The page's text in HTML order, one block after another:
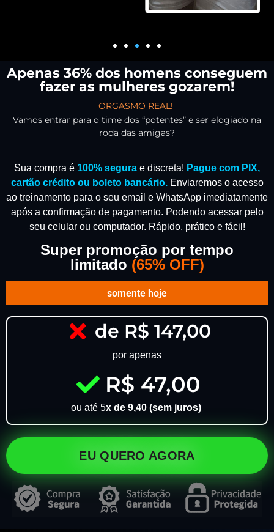
Apenas 36% dos homens conseguem
fazer as mulheres gozarem!
ORGASMO REAL!
Vamos entrar para o time dos “potentes” e ser elogiado na
roda das amigas?
Sua compra é 100% segura e discreta! Pague com PIX,
cartão crédito ou boleto bancário. Enviaremos o acesso
ao treinamento para o seu email e WhatsApp imediatamente
após a confirmação de pagamento. Podendo acessar pelo
seu celular ou computador. Rápido, prático e fácil!
Super promoção por tempo
limitado (65% OFF)
somente hoje
de R$ 147,00
por apenas
R$ 47,00
ou até 5x de 9,40 (sem juros)
EU QUERO AGORA